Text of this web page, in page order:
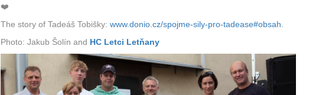
❤️
The story of Tadeáš Tobišky: www.donio.cz/spojme-sily-pro-tadease#obsah
Photo: Jakub Šolín and HC Letci Letňany